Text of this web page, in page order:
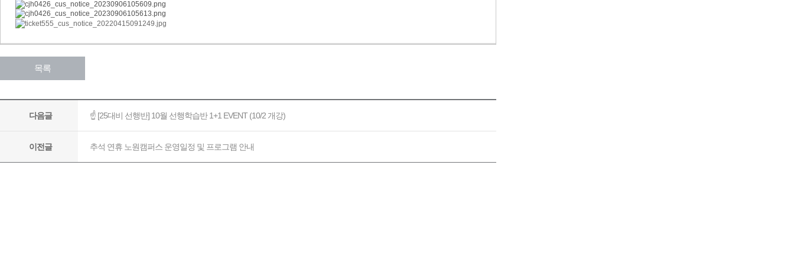
목록
다음글 ☝ [25대비 선행반] 10월 선행학습반 1+1 EVENT (10/2 개강)
이전글 추석 연휴 노원캠퍼스 운영일정 및 프로그램 안내